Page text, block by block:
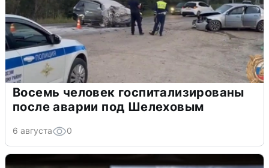
Восемь человек госпитализированы
после аварии под Шелеховым
6 августа 0